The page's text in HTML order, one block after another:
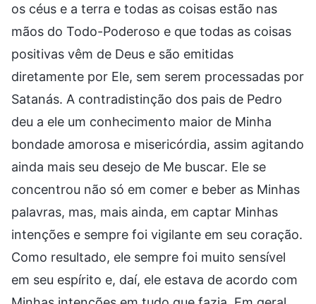
os céus e a terra e todas as coisas estão nas
mãos do Todo-Poderoso e que todas as coisas
positivas vêm de Deus e são emitidas
diretamente por Ele, sem serem processadas por
Satanás. A contradistinção dos pais de Pedro
deu a ele um conhecimento maior de Minha
bondade amorosa e misericórdia, assim agitando
ainda mais seu desejo de Me buscar. Ele se
concentrou não só em comer e beber as Minhas
palavras, mas, mais ainda, em captar Minhas
intenções e sempre foi vigilante em seu coração.
Como resultado, ele sempre foi muito sensível
em seu espírito e, daí, ele estava de acordo com